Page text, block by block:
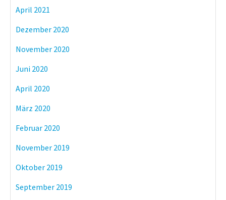
April 2021
Dezember 2020
November 2020
Juni 2020
April 2020
März 2020
Februar 2020
November 2019
Oktober 2019
September 2019